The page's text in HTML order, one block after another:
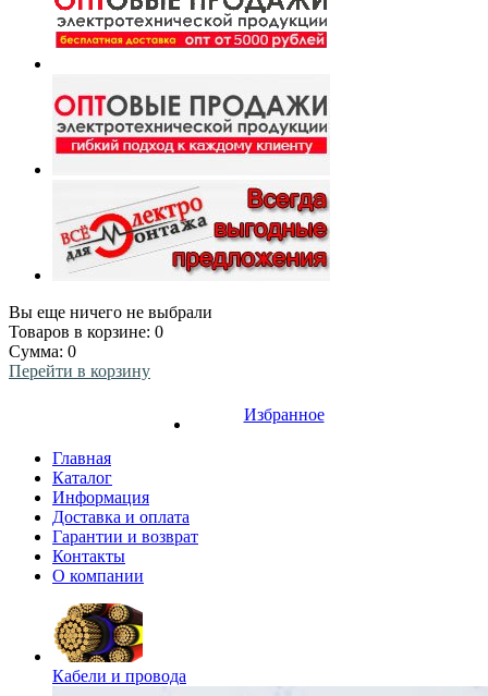
Вы еще ничего не выбрали
Товаров в корзине: 0
Сумма: 0
Перейти в корзину
Избранное
Главная
Каталог
Информация
Доставка и оплата
Гарантии и возврат
Контакты
О компании
Кабели и провода